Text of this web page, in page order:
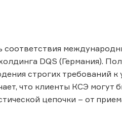
DQS (Германия).
строгих требований
что клиенты КСЭ могут
цепочки – от